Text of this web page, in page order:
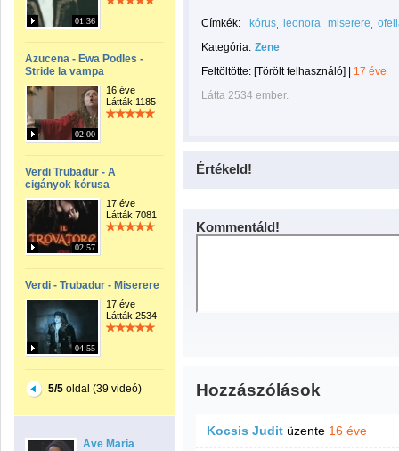
01:36
Azucena - Ewa Podles -
Stride la vampa
02:00
16 éve
Látták:1185
Verdi Trubadur - A
cigányok kórusa
02:57
17 éve
Látták:7081
Verdi - Trubadur - Miserere
04:55
17 éve
Látták:2534
5/5oldal (39 videó)
Ave Maria
Címkék: kórus leonora miserere
Kategória: Zene
Feltöltötte: [Törölt felhasználó]
17 éve
Látta 2534 ember.
Értékeld!
Kommentáld!
Hozzászólások
Kocsis Judit üzente 16 éve